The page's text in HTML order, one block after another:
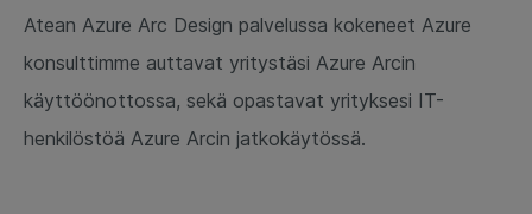
Atean Azure Arc Design palvelussa kokeneet Azure
konsulttimme auttavat yritystäsi Azure Arcin
käyttöönottossa, sekä opastavat yrityksesi IT-
henkilöstöä Azure Arcin jatkokäytössä.